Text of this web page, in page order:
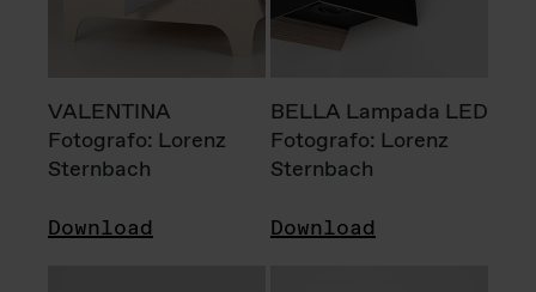
VALENTINA
Fotografo: Lorenz
Sternbach
Download
BELLA Lampada LED
Fotografo: Lorenz
Sternbach
Download